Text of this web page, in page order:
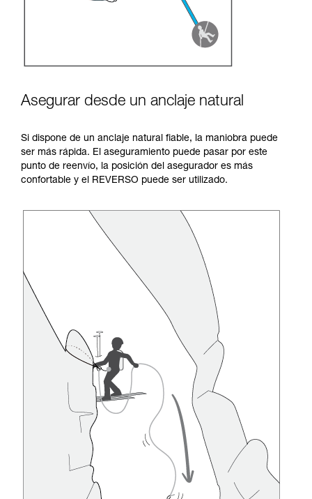
Asegurar desde un anclaje natural
Si dispone de un anclaje natural fiable, la maniobra puede
ser más rápida. El aseguramiento puede pasar por este
punto de reenvío, la posición del asegurador es más
confortable y el REVERSO puede ser utilizado.